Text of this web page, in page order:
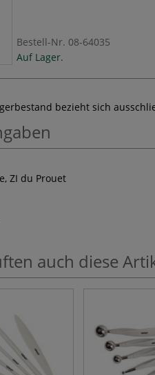
Bestell-Nr. 08-64035
Auf Lager.
bezieht sich
ZI du Prouet
auch diese